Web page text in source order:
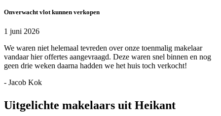
Onverwacht vlot kunnen verkopen
1 juni 2026
We waren niet helemaal tevreden over onze toenmalig makelaar
vandaar hier offertes aangevraagd. Deze waren snel binnen en nog
geen drie weken daarna hadden we het huis toch verkocht!
- Jacob Kok
Uitgelichte makelaars uit Heikant